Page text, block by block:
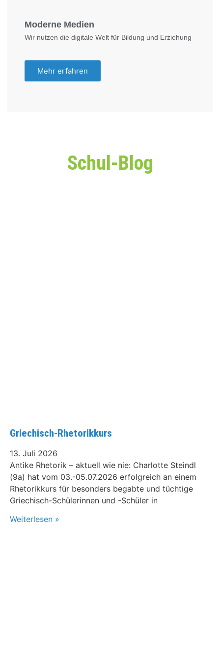
Moderne Medien
Wir nutzen die digitale Welt für Bildung und Erziehung
Mehr erfahren
Schul-Blog
Griechisch-Rhetorikkurs
13. Juli 2026
Antike Rhetorik – aktuell wie nie: Charlotte Steindl
(9a) hat vom 03.-05.07.2026 erfolgreich an einem
Rhetorikkurs für besonders begabte und tüchtige
Griechisch-Schülerinnen und -Schüler in
Weiterlesen »